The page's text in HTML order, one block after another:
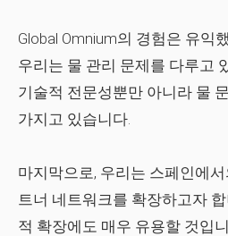
Global Omnium의 경험은 유익
우리는 물 관리 문제를 다루고
기술적 전문성뿐만 아니라 물
가지고 있습니다.
마지막으로, 우리는 스페인에
트너 네트워크를 확장하고자
적 확장에도 매우 유용할 것입